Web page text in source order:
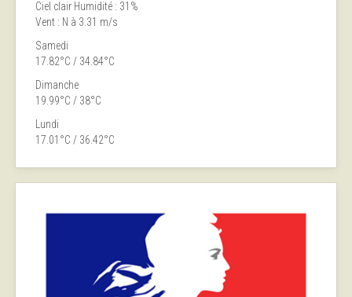
Ciel clair Humidité : 31%
Vent : N à 3.31 m/s
Samedi
17.82°C / 34.84°C
Dimanche
19.99°C / 38°C
Lundi
17.01°C / 36.42°C